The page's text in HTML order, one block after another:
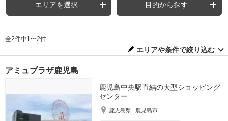
エリアを選択 目的から探す
全2件中1〜2件
エリアや条件で絞り込む
アミュプラザ鹿児島
鹿児島中央駅直結の大型ショッピング
センター
鹿児島県 鹿児島市